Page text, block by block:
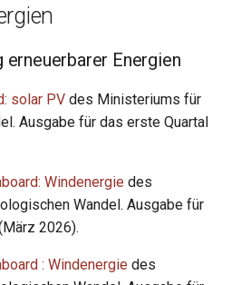
Energien
solar PV des Ministeriums für
Ausgabe für das erste Quartal
Windenergie des
Wandel. Ausgabe für
2026).
: Windenergie des